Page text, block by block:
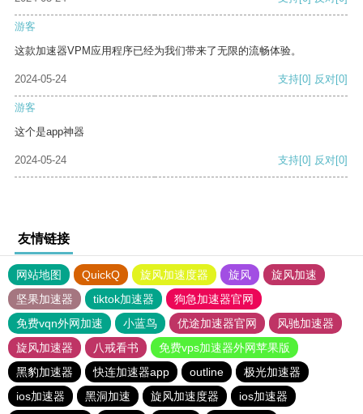
游客
这款加速器VPM应用程序已经为我们带来了无限的流畅体验。
2024-05-24 支持[0] 反对[0]
游客
这个是app神器
2024-05-24 支持[0] 反对[0]
友情链接
网站地图 QuickQ 旋风加速度器 旋风
旋风加速
坚果加速器
tiktok加速器
狗急加速器官网
免费vqn外网加速
小蓝鸟 优途加速器官网
风驰加速器
旋风加速器
八戒看书
免费vps加速器外网苹果版
黑豹加速器
快连加速器app outline
极光加速器
ios加速器
黑洞加速 旋风加速度器 ios加速器